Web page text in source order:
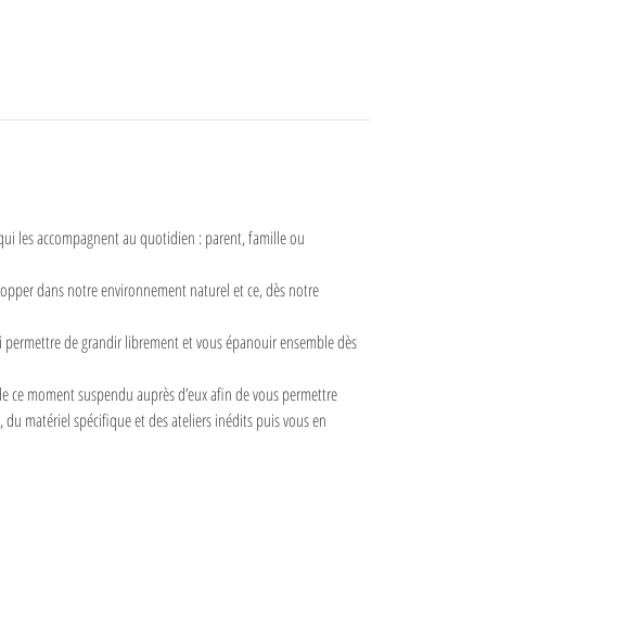
les accompagnent au quotidien : parent, famille ou
dans notre environnement naturel et ce, dès notre
permettre de grandir librement et vous épanouir ensemble dès
moment suspendu auprès d’eux afin de vous permettre
matériel spécifique et des ateliers inédits puis vous en